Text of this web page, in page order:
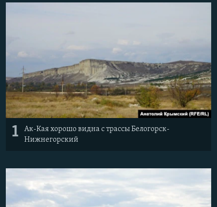
УКРАИНСКАЯ ПРОБЛЕМА КРЫМА
Все сайты RFE/RL
1
Ак-Кая хорошо видна с трассы Белогорск-
Нижнегорский